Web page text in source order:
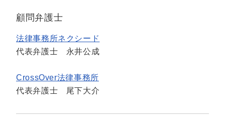
顧問弁護士
法律事務所ネクシード
代表弁護士 永井公成
CrossOver法律事務所
代表弁護士 尾下大介